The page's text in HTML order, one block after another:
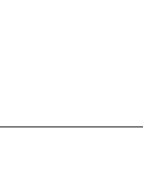
conteúdo